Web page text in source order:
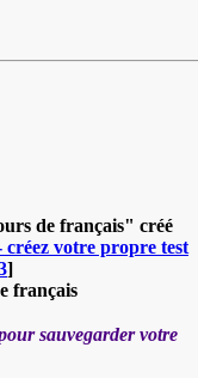
de français" créé
créez votre propre test
]
français
sauvegarder votre